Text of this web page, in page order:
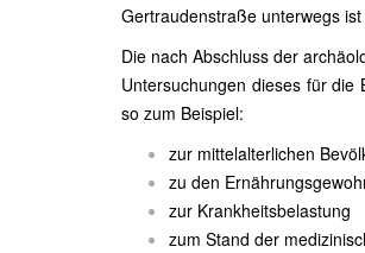
Gertraudenstraße unterwegs
Die nach Abschluss der
Untersuchungen dieses für die
so zum Beispiel:
zur mittelalterlichen
zu den
zur Krankheitsbelastung
zum Stand der